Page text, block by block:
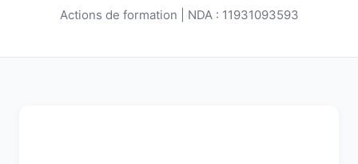
Actions de formation | NDA : 11931093593